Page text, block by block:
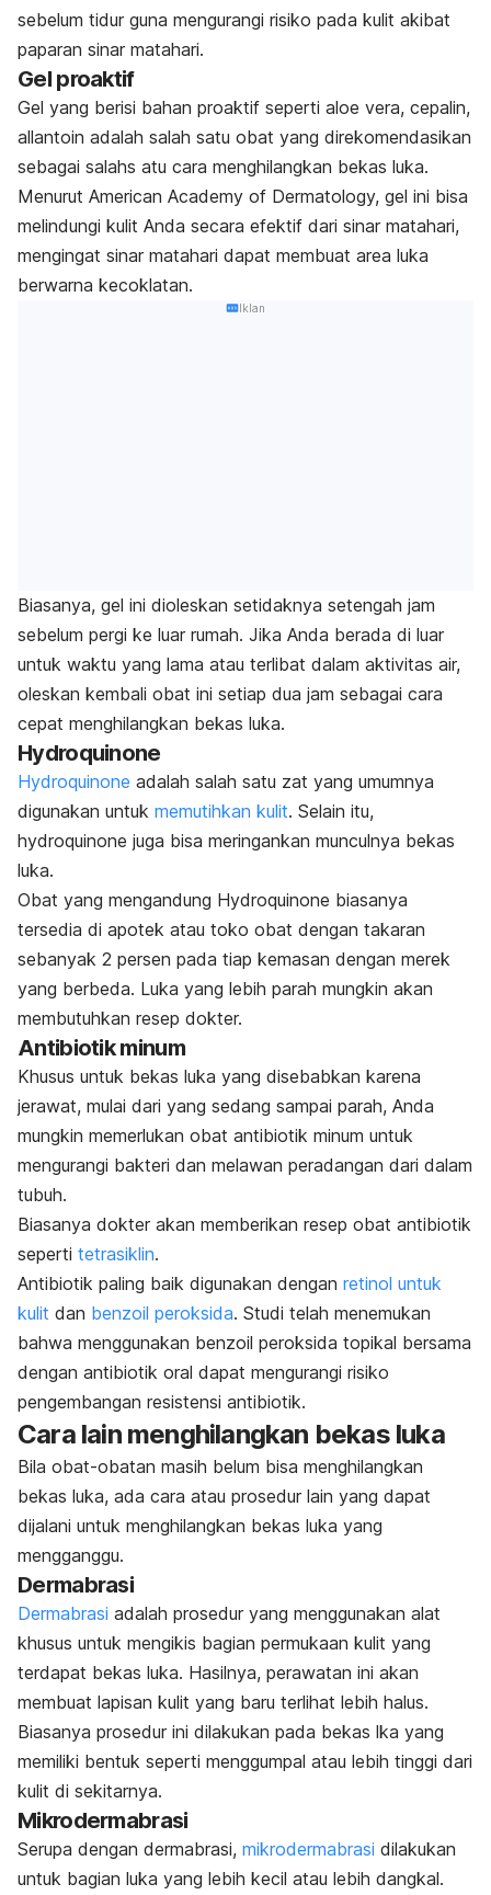
sebelum tidur guna mengurangi risiko pada kulit akibat
paparan sinar matahari.
Gel proaktif
Gel yang berisi bahan proaktif seperti aloe vera, cepalin,
allantoin adalah salah satu obat yang direkomendasikan
sebagai salahs atu cara menghilangkan bekas luka.
Menurut American Academy of Dermatology, gel ini bisa
melindungi kulit Anda secara efektif dari sinar matahari,
mengingat sinar matahari dapat membuat area luka
berwarna kecoklatan.
Iklan
Biasanya, gel ini dioleskan setidaknya setengah jam
sebelum pergi ke luar rumah. Jika Anda berada di luar
untuk waktu yang lama atau terlibat dalam aktivitas air,
oleskan kembali obat ini setiap dua jam sebagai cara
cepat menghilangkan bekas luka.
Hydroquinone
Hydroquinone adalah salah satu zat yang umumnya
digunakan untuk memutihkan kulit. Selain itu,
hydroquinone juga bisa meringankan munculnya bekas
luka.
Obat yang mengandung Hydroquinone biasanya
tersedia di apotek atau toko obat dengan takaran
sebanyak 2 persen pada tiap kemasan dengan merek
yang berbeda. Luka yang lebih parah mungkin akan
membutuhkan resep dokter.
Antibiotik minum
Khusus untuk bekas luka yang disebabkan karena
jerawat, mulai dari yang sedang sampai parah, Anda
mungkin memerlukan obat antibiotik minum untuk
mengurangi bakteri dan melawan peradangan dari dalam
tubuh.
Biasanya dokter akan memberikan resep obat antibiotik
seperti tetrasiklin.
Antibiotik paling baik digunakan dengan retinol untuk
kulit dan benzoil peroksida. Studi telah menemukan
bahwa menggunakan benzoil peroksida topikal bersama
dengan antibiotik oral dapat mengurangi risiko
pengembangan resistensi antibiotik.
Cara lain menghilangkan bekas luka
Bila obat-obatan masih belum bisa menghilangkan
bekas luka, ada cara atau prosedur lain yang dapat
dijalani untuk menghilangkan bekas luka yang
mengganggu.
Dermabrasi
Dermabrasi adalah prosedur yang menggunakan alat
khusus untuk mengikis bagian permukaan kulit yang
terdapat bekas luka. Hasilnya, perawatan ini akan
membuat lapisan kulit yang baru terlihat lebih halus.
Biasanya prosedur ini dilakukan pada bekas lka yang
memiliki bentuk seperti menggumpal atau lebih tinggi dari
kulit di sekitarnya.
Mikrodermabrasi
Serupa dengan dermabrasi, mikrodermabrasi dilakukan
untuk bagian luka yang lebih kecil atau lebih dangkal.